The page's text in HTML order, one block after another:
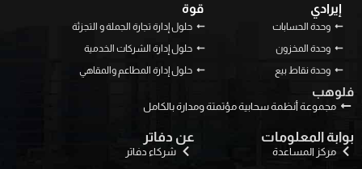
إيرادي
وحدة الحسابات
وحدة المخزون
وحدة نقاط بيع
قوة
حلول إدارة تجارة الجملة و التجزئة
حلول إدارة الشركات الخدمية
حلول إدارة المطاعم والمقاهي
فلوهب
مجموعة أنظمة سحابية مؤتمتة ومدارة بالكامل
بوابة المعلومات
مركز المساعدة
عن دفاتر
شركاء دفاتر